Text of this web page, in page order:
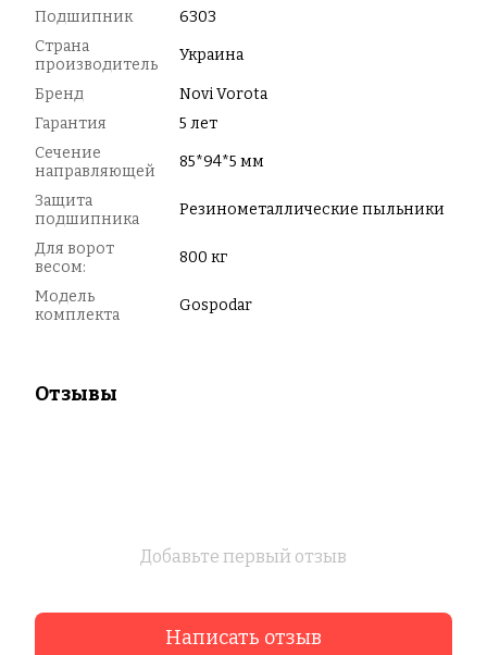
Подшипник
6303
Страна
производитель
Украина
Бренд
Novi Vorota
Гарантия
5 лет
Сечение
направляющей
85*94*5 мм
Защита
подшипника
Резинометаллические пыльники
Для ворот
весом:
800 кг
Модель
комплекта
Gospodar
Отзывы
Добавьте первый отзыв
Написать отзыв